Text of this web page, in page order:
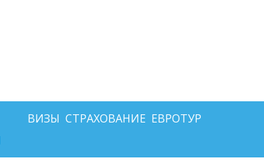
ВИЗЫ СТРАХОВАНИЕ ЕВРОТУР